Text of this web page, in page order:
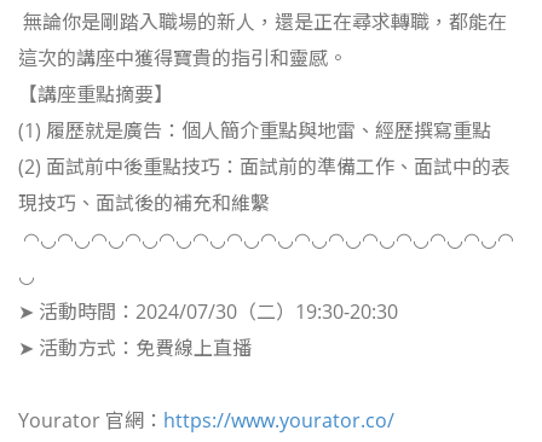
無論你是剛踏入職場的新人，還是正在尋求轉職，都能在
這次的講座中獲得寶貴的指引和靈感。
【講座重點摘要】
(1) 履歷就是廣告：個人簡介重點與地雷、經歷撰寫重點
(2) 面試前中後重點技巧：面試前的準備工作、面試中的表
現技巧、面試後的補充和維繫
◠◡◠◡◠◡◠◡◠◡◠◡◠◡◠◡◠◡◠◡◠◡◠◡◠◡◠◡◠
◡
➤ 活動時間：2024/07/30（二）19:30-20:30
➤ 活動方式：免費線上直播
Yourator 官網： https://www.yourator.co/